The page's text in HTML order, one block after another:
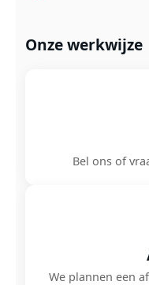
Onze werkwijze
Bel ons of
We plannen een